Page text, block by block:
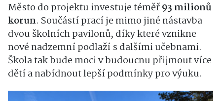
Město do projektu investuje téměř93 milionů
korun. Součástí prací je mimo jiné nástavba
dvou školních pavilonů, díky které vznikne
nové nadzemní podlaží s dalšími učebnami.
Škola tak bude moci v budoucnu přijmout více
dětí a nabídnout lepší podmínky pro výuku.